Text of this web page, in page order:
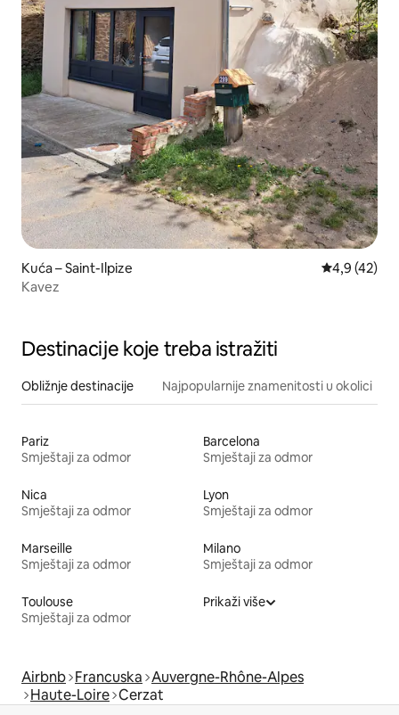
Kuća – Saint-Ilpize Prosječna
4,9 (42)
Kavez
Destinacije koje treba istražiti
Obližnje destinacije Najpopularnije znamenitosti u okolici
Pariz
Smještaji za odmor
Barcelona
Smještaji za odmor
Nica
Smještaji za odmor
Lyon
Smještaji za odmor
Marseille
Smještaji za odmor
Milano
Smještaji za odmor
Toulouse
Smještaji za odmor
Prikaži više
Airbnb Francuska Auvergne-Rhône-Alpes
Haute-Loire Cerzat